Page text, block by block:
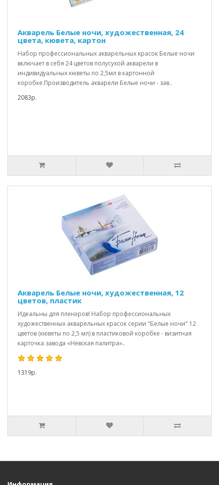
Акварель Белые ночи, художественная, 24
цвета, кювета, картон
Набор профессиональных акварельных красок Белые ночи
включает в себя 24 цветов полусухой акварели в
индивидуальных кюветы по 2,5мл в картонной
коробке.Производитель акварели Белые ночи - зав..
2083р.
Акварель Белые ночи, художественная, 12
цветов, пластик
Идеальны для пленэров! Набор профессиональных
художественных акварельных красок серии "Белые ночи" 12
цветов (кюветы по 2,5 мл) в пластиковой коробке - визитная
карточка завода «Невская палитра»..
1319р.